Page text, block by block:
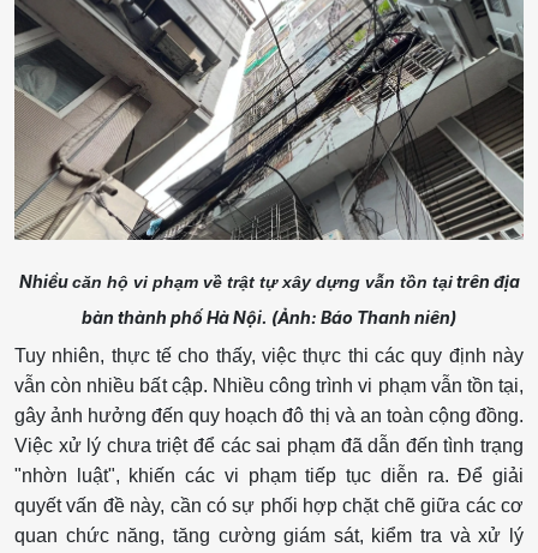
Nhiềucăn hộ vi phạm về trật tự xây dựng vẫn tồn tạitrên địa
bàn thành phố Hà Nội. (Ảnh: Báo Thanh niên)
Tuy nhiên, thực tế cho thấy, việc thực thi các quy định này
vẫn còn nhiều bất cập. Nhiều công trình vi phạm vẫn tồn tại,
gây ảnh hưởng đến quy hoạch đô thị và an toàn cộng đồng.
Việc xử lý chưa triệt để các sai phạm đã dẫn đến tình trạng
"nhờn luật", khiến các vi phạm tiếp tục diễn ra. Để giải
quyết vấn đề này, cần có sự phối hợp chặt chẽ giữa các cơ
quan chức năng, tăng cường giám sát, kiểm tra và xử lý